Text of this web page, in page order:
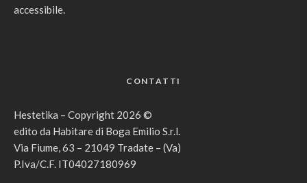
accessibile.
CONTATTI
Hestetika – Copyright 2026 ©
edito da Habitare di Boga Emilio S.r.l.
Via Fiume, 63 – 21049 Tradate – (Va)
P.Iva/C.F. IT04027180969